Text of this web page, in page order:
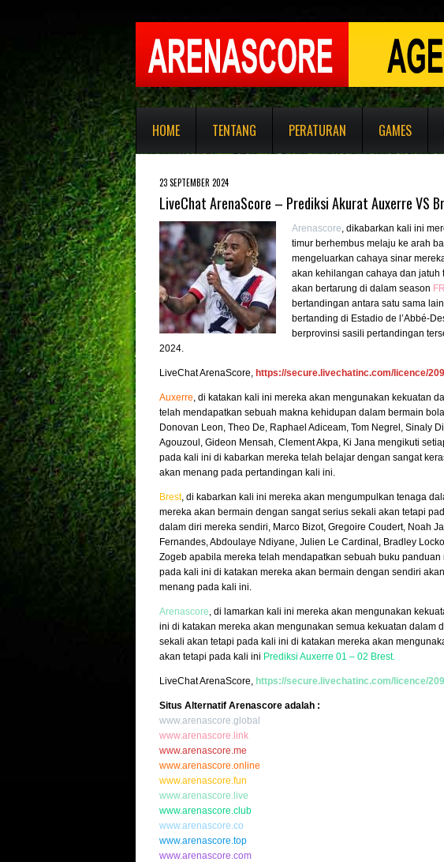
HOME TENTANG PERATURAN GAMES
23 SEPTEMBER 2024
LiveChat ArenaScore – Prediksi Akurat Auxerre VS
Arenascore, dikabarkan kali ini
timur berhembus melaju ke arah
mengeluarkan cahaya sinar
akan kehilangan cahaya dan jatuh
akan bertarung di dalam season
bertandingan antara satu sama
bertanding di Estadio de l’Abbé-
berprovinsi sasili pertandingan
2024.
LiveChat ArenaScore, https://secure.livechatinc.com/licence/
Auxerre, di katakan kali ini mereka akan mengunakan kekuatan
telah mendapatkan sebuah makna kehidupan dalam bermain
Donovan Leon, Theo De, Raphael Adiceam, Tom Negrel, Sinaly
Agouzoul, Gideon Mensah, Clement Akpa, Ki Jana mengikuti
pada kali ini di kabarkan mereka telah belajar dengan sangat
akan menang pada pertandingan kali ini.
Brest, di kabarkan kali ini mereka akan mengumpulkan tenaga
mereka akan bermain dengan sangat serius sekali akan tetapi
dalam diri mereka sendiri, Marco Bizot, Gregoire Coudert, Noah
Fernandes, Abdoulaye Ndiyane, Julien Le Cardinal, Bradley
Zogeb apabila mereka telah mendapatkan sebuah buku
pada kali ini di katakan mereka akan bermain dengan sendiri
menang pada kali ini.
Arenascore, di lamarkan kali ini mereka akan mengunakan
ini di katakan mereka akan mengunakan semua kekuatan dalam
sekali akan tetapi pada kali ini di katakan mereka akan
akan tetapi pada kali ini Prediksi Auxerre 01 – 02 Brest.
LiveChat ArenaScore, https://secure.livechatinc.com/licence/
Situs Alternatif Arenascore adalah :
www.arenascore.global
www.arenascore.link
www.arenascore.me
www.arenascore.online
www.arenascore.fun
www.arenascore.live
www.arenascore.club
www.arenascore.co
www.arenascore.top
www.arenascore.com